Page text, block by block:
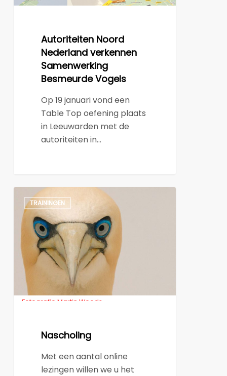
Autoriteiten Noord
Nederland verkennen
Samenwerking
Besmeurde Vogels
Op 19 januari vond een
Table Top oefening plaats
in Leeuwarden met de
autoriteiten in…
Fotografie Martin Woods
Nascholing
TRAININGEN
Nascholing
Met een aantal online
lezingen willen we u het